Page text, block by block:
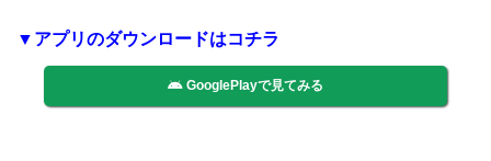
▼アプリのダウンロードはコチラ
GooglePlayで見てみる